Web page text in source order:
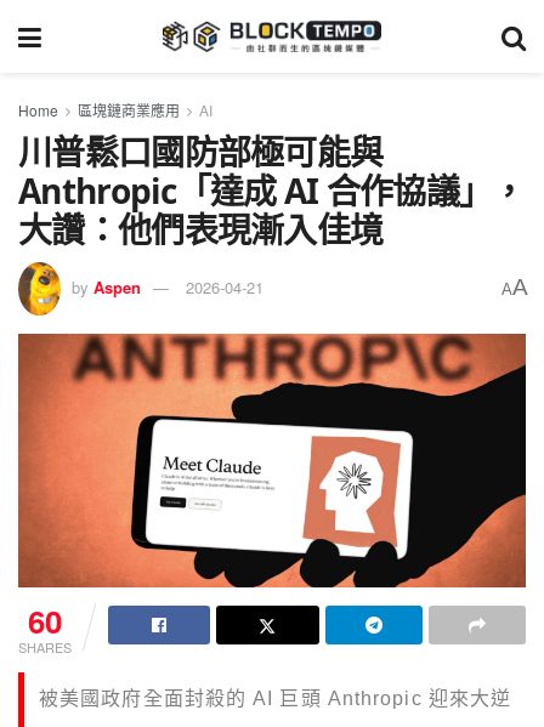
Home 區塊鏈商業應用 AI
川普鬆口國防部極可能與
Anthropic「達成 AI 合作協議」，
大讚：他們表現漸入佳境
by Aspen 2026-04-21 AA
60
SHARES
被美國政府全面封殺的 AI 巨頭 Anthropic 迎來大逆